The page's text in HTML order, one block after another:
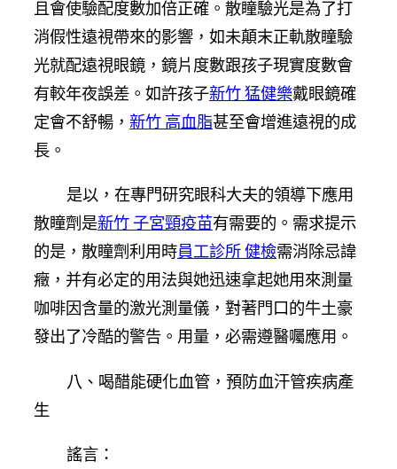
且會使驗配度數加倍正確。散瞳驗光是為了打
消假性遠視帶來的影響，如未顛末正軌散瞳驗
光就配遠視眼鏡，鏡片度數跟孩子現實度數會
有較年夜誤差。如許孩子新竹 猛健樂戴眼鏡確
定會不舒暢， 新竹 高血脂甚至會增進遠視的成
長。
是以，在專門研究眼科大夫的領導下應用
散瞳劑是新竹 子宮頸疫苗有需要的。需求提示
的是，散瞳劑利用時員工診所 健檢需消除忌諱
癥，并有必定的用法與她迅速拿起她用來測量
咖啡因含量的激光測量儀，對著門口的牛土豪
發出了冷酷的警告。用量，必需遵醫囑應用。
八、喝醋能硬化血管，預防血汗管疾病產
生
謠言：